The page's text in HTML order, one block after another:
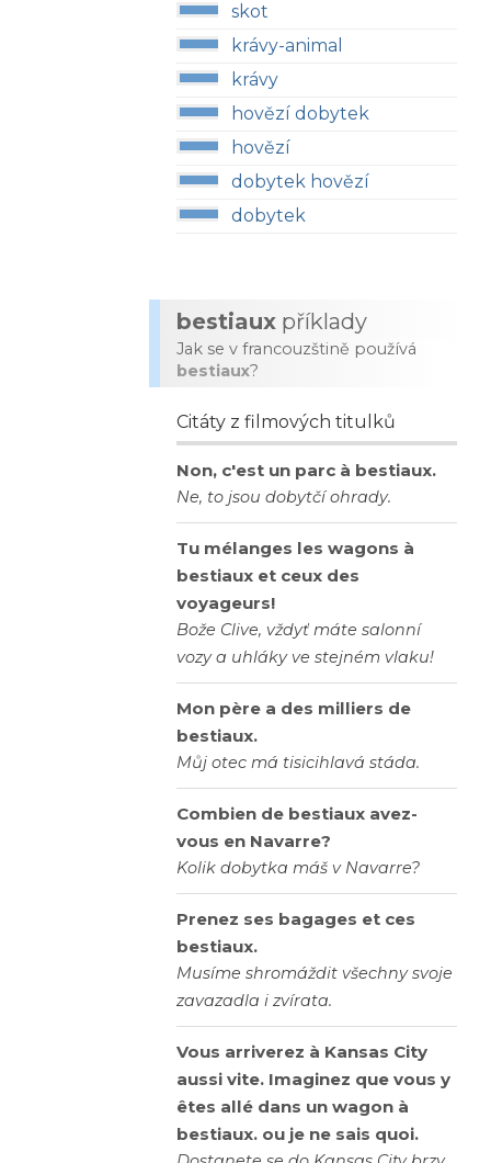
skot
krávy-animal
krávy
hovězí dobytek
hovězí
dobytek hovězí
dobytek
bestiaux příklady
Jak se v francouzštině používá
bestiaux?
Citáty z filmových titulků
Non, c'est un parc à bestiaux.
Ne, to jsou dobytčí ohrady.
Tu mélanges les wagons à
bestiaux et ceux des
voyageurs!
Bože Clive, vždyť máte salonní
vozy a uhláky ve stejném vlaku!
Mon père a des milliers de
bestiaux.
Můj otec má tisicihlavá stáda.
Combien de bestiaux avez-
vous en Navarre?
Kolik dobytka máš v Navarre?
Prenez ses bagages et ces
bestiaux.
Musíme shromáždit všechny svoje
zavazadla i zvírata.
Vous arriverez à Kansas City
aussi vite. Imaginez que vous y
êtes allé dans un wagon à
bestiaux. ou je ne sais quoi.